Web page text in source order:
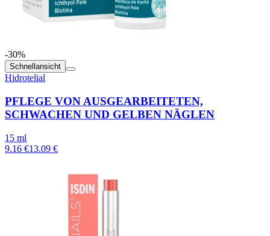
-30%
Schnellansicht
Hidrotelial
PFLEGE VON AUSGEARBEITETEN,
SCHWACHEN UND GELBEN NÄGLEN
15 ml
9.16 €13.09 €